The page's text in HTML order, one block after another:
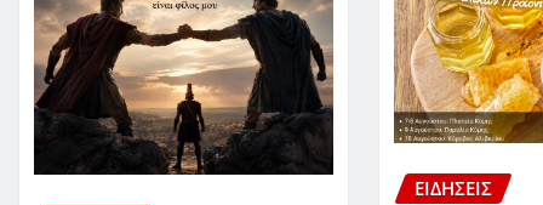
ΕΙΔΗΣΕΙΣ